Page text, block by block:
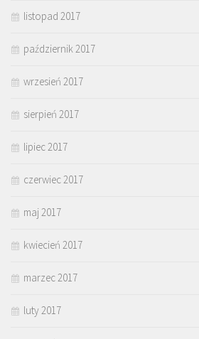
listopad 2017
październik 2017
wrzesień 2017
sierpień 2017
lipiec 2017
czerwiec 2017
maj 2017
kwiecień 2017
marzec 2017
luty 2017